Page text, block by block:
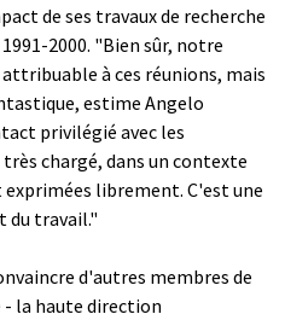
de ses travaux de recherche
2000. "Bien sûr, notre
à ces réunions, mais
estime Angelo
privilégié avec les
chargé, dans un contexte
librement. C'est une
du travail."
d'autres membres de
la haute direction